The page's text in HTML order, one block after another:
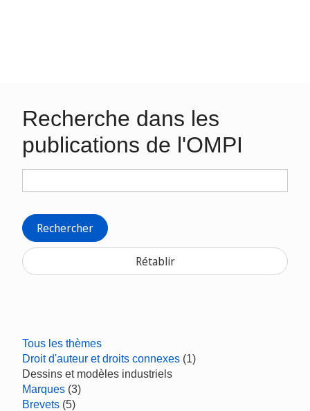
Recherche dans les
publications de l'OMPI
Rechercher
Rétablir
Tous les thèmes
Droit d'auteur et droits connexes (1)
Dessins et modèles industriels
Marques (3)
Brevets (5)